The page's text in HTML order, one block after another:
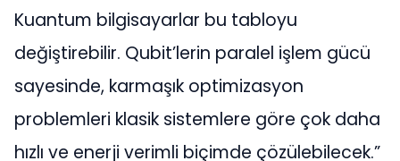
Kuantum bilgisayarlar bu tabloyu
değiştirebilir. Qubit’lerin paralel işlem gücü
sayesinde, karmaşık optimizasyon
problemleri klasik sistemlere göre çok daha
hızlı ve enerji verimli biçimde çözülebilecek.”